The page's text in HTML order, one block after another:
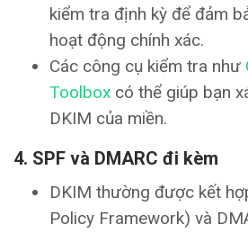
kiểm tra định kỳ để đảm
hoạt động chính xác.
Các công cụ kiểm tra như
Toolbox có thể giúp bạn
DKIM của miền.
4. SPF và DMARC đi kèm
DKIM thường được kết
Policy Framework) và